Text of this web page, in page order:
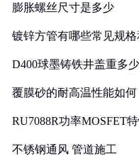
膨胀螺丝尺寸是多少
镀锌方管有哪些常见规
D400球墨铸铁井盖重多少
覆膜砂的耐高温性能如何
RU7088R功率MOSFET
不锈钢通风 管道施工